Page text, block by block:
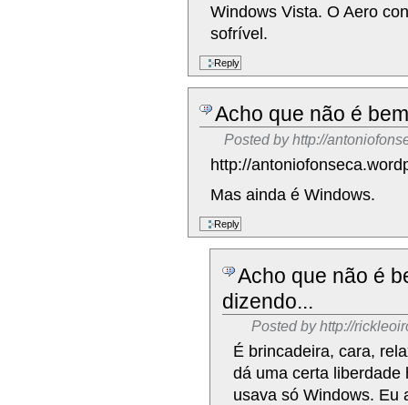
Windows Vista. O Aero
sofrível.
Acho que não é
Posted by http://
http://
Mas ainda é Windows.
Acho que não é
dizendo...
Posted by http://
É brincadeira, cara,
dá uma certa liberdade
usava só Windows. Eu